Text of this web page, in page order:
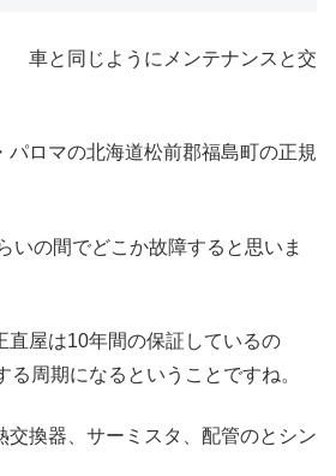
車と同じようにメンテナンスと交
パロマの北海道松前郡福島町の正規
いの間でどこか故障すると思いま
直屋は10年間の保証しているの
る周期になるということですね。
交換器、サーミスタ、配管のとシン